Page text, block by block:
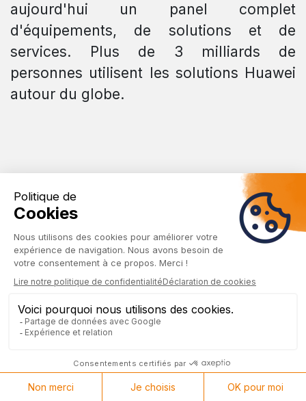
aujourd'hui un panel complet
d'équipements, de solutions et de
services. Plus de 3 milliards de
personnes utilisent les solutions Huawei
autour du globe.